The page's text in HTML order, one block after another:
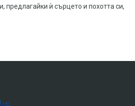
предлагайки ѝ сърцето и похотта си,